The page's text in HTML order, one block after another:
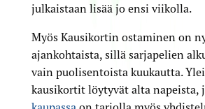
julkaistaan lisää jo ensi viikolla.
Myös Kausikortin ostaminen on
ajankohtaista, sillä sarjapelien
vain puolisentoista kuukautta.
kausikortit löytyvät alta napeista,